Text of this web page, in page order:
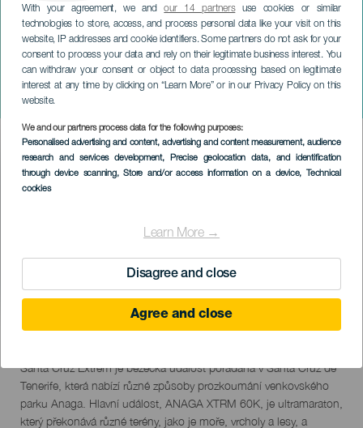
With your agreement, we andour 14 partnersuse cookies or similar
technologies to store, access, and process personal data like your visit on this
website, IP addresses and cookie identifiers. Some partners do not ask for your
consent to process your data and rely on their legitimate business interest. You
can withdraw your consent or object to data processing based on legitimate
interest at any time by clicking on “Learn More” or in our Privacy Policy on this
website.
We and our partners process data for the following purposes:
Personalised advertising and content, advertising and content measurement, audience
research and services development, Precise geolocation data, and identification
through device scanning, Store and/or access information on a device, Technical
cookies
Learn More →
Disagree and close
Agree and close
Santa Cruz Extreme
TENERIFE
Imagen
Listado
17 October 2026
Descripción
del
evento
Santa Cruz Extrem je běžecká událost pořádaná v Santa Cruz de
Tenerife, která nabízí různé způsoby prozkoumání venkovského
parku Anaga. Hlavní událost, ANAGA XTRM 60K, je ultramaraton,
který překonává různé terény, jako je moře, vrcholy a lesy, a